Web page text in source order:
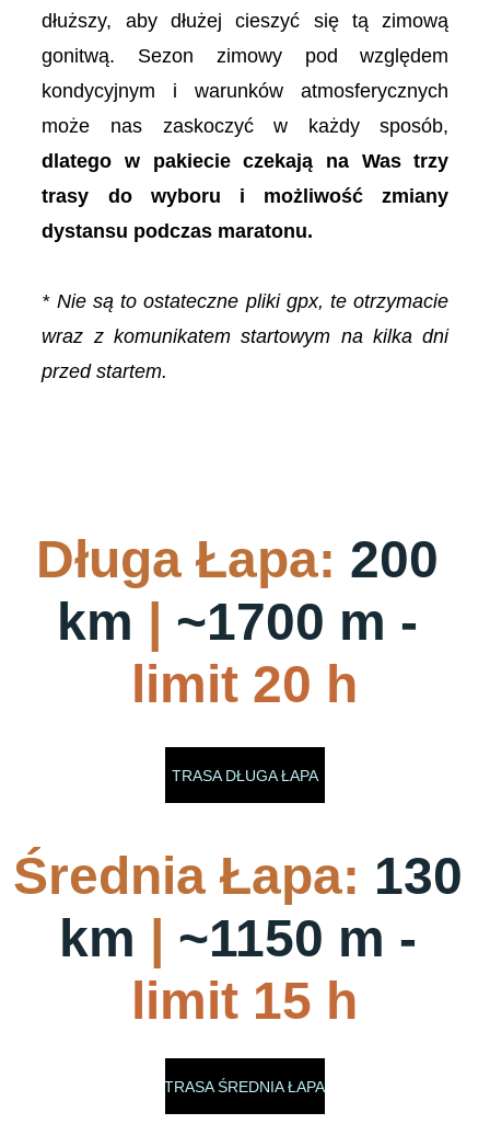
dłuższy, aby dłużej cieszyć się tą zimową
gonitwą. Sezon zimowy pod względem
kondycyjnym i warunków atmosferycznych
może nas zaskoczyć w każdy sposób,
dlatego w pakiecie czekają na Was trzy
trasy do wyboru i możliwość zmiany
dystansu podczas maratonu.
* Nie są to ostateczne pliki gpx, te otrzymacie
wraz z komunikatem startowym na kilka dni
przed startem.
Długa Łapa: 200
km | ~1700 m -
limit 20 h
Średnia Łapa: 130
km | ~1150 m -
limit 15 h
TRASA DŁUGA ŁAPA
TRASA ŚREDNIA ŁAPA